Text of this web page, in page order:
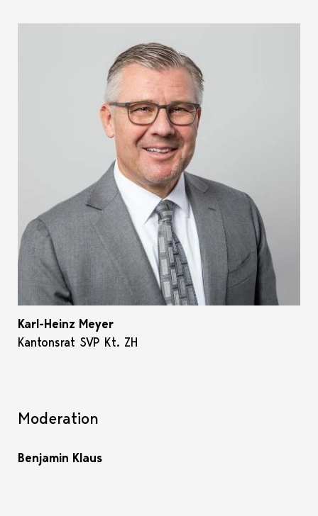
Karl-Heinz Meyer
Kantonsrat SVP Kt. ZH
Moderation
Benjamin Klaus